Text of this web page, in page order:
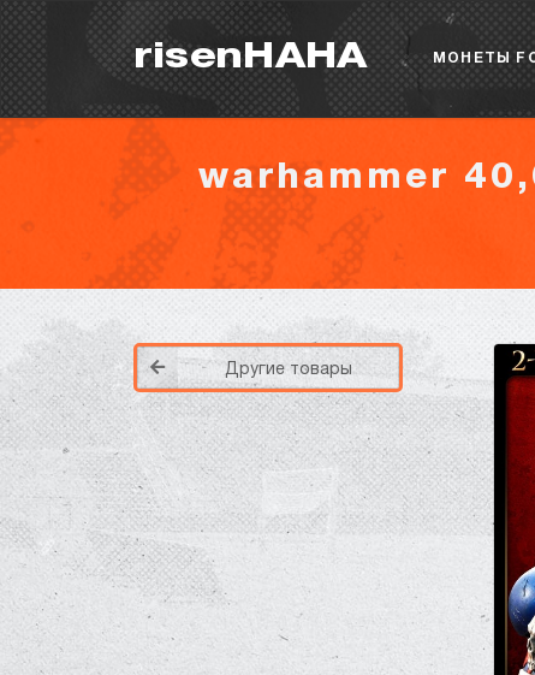
risenHAHA МОНЕТЫ
warhammer
Другие товары